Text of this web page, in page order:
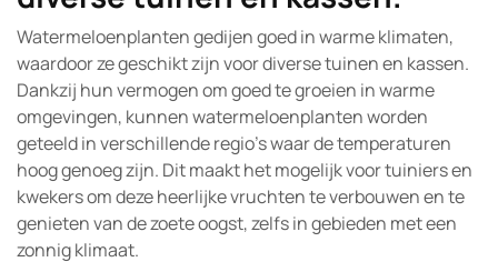
Watermeloenplanten gedijen goed in warme klimaten,
waardoor ze geschikt zijn voor diverse tuinen en kassen.
Dankzij hun vermogen om goed te groeien in warme
omgevingen, kunnen watermeloenplanten worden
geteeld in verschillende regio’s waar de temperaturen
hoog genoeg zijn. Dit maakt het mogelijk voor tuiniers en
kwekers om deze heerlijke vruchten te verbouwen en te
genieten van de zoete oogst, zelfs in gebieden met een
zonnig klimaat.